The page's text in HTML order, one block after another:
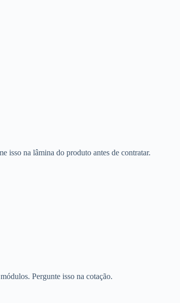
isso na lâmina do produto antes de contratar.
Pergunte isso na cotação.